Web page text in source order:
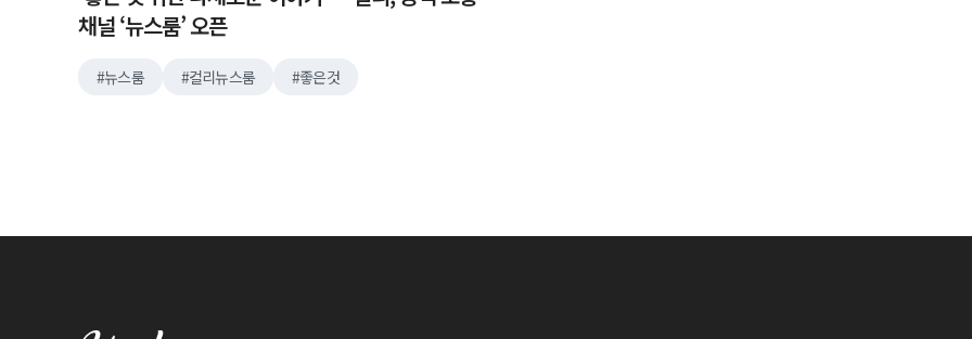
채널 ‘뉴스룸’ 오픈
뉴스룸 컬리뉴스룸 좋은것